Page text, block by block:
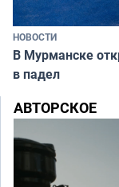
НОВОСТИ
В Мурманске
в падел
АВТОРСКОЕ